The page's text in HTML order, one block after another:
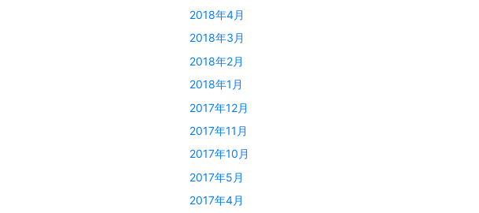
2018年4月
2018年3月
2018年2月
2018年1月
2017年12月
2017年11月
2017年10月
2017年5月
2017年4月